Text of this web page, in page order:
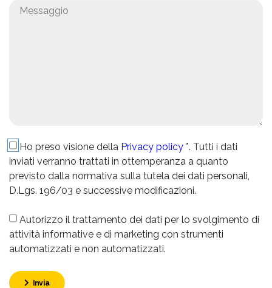
Ho preso visione della Privacy policy *. Tutti i dati
inviati verranno trattati in ottemperanza a quanto
previsto dalla normativa sulla tutela dei dati personali,
D.Lgs. 196/03 e successive modificazioni.
Autorizzo il trattamento dei dati per lo svolgimento di
attività informative e di marketing con strumenti
automatizzati e non automatizzati.
Invia